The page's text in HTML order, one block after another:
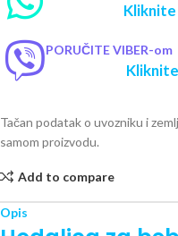
PORUČITE VIBER-om
Tačan podatak o uvozniku i
samom proizvodu.
Add to compare
Opis